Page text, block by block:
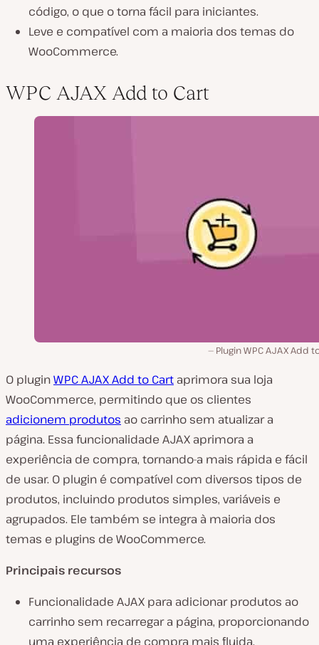
código, o que o torna fácil para iniciantes.
Leve e compatível com a maioria dos temas do
WooCommerce.
WPC AJAX Add to Cart
Plugin WPC AJAX Add
O pluginWPC AJAX Add to Cart aprimora sua loja
WooCommerce, permitindo que os clientes
adicionem produtos ao carrinho sem atualizar a
página. Essa funcionalidade AJAX aprimora a
experiência de compra, tornando-a mais rápida e fácil
de usar. O plugin é compatível com diversos tipos de
produtos, incluindo produtos simples, variáveis e
agrupados. Ele também se integra à maioria dos
temas e plugins de WooCommerce.
Principais recursos
Funcionalidade AJAX para adicionar produtos ao
carrinho sem recarregar a página, proporcionando
uma experiência de compra mais fluida.